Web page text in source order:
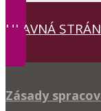
HLAVNÁ
Zásady